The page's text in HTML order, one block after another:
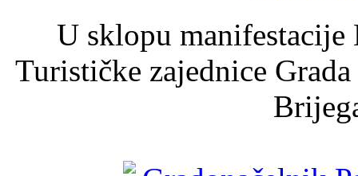
U sklopu
Turističke zajednice